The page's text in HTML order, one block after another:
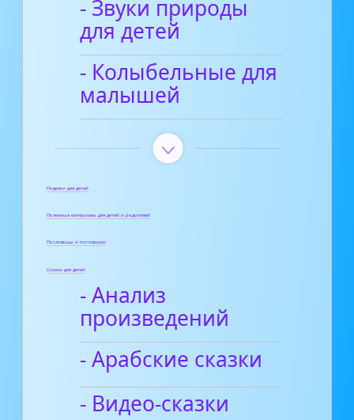
- Звуки природы
для детей
- Колыбельные для
малышей
Поделки для детей
Полезные материалы для детей и родителей
Пословицы и поговорки
Сказки для детей
- Анализ
произведений
- Арабские сказки
- Видео-сказки